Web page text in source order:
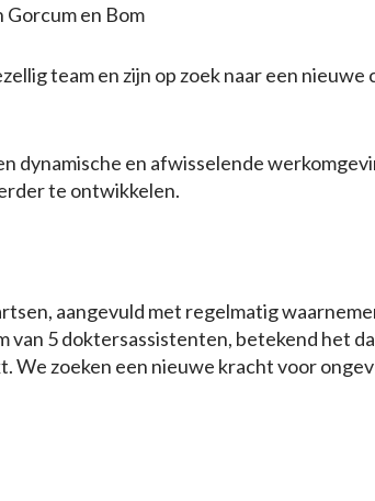
en Bom
team en zijn op zoek naar een nieuwe
dynamische en afwisselende
te ontwikkelen.
aangevuld met regelmatig
van 5 doktersassistenten, betekend het
We zoeken een nieuwe kracht voor